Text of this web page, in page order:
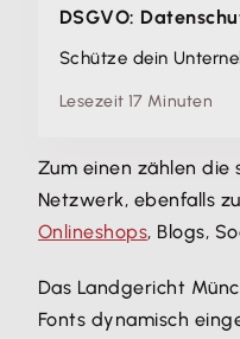
DSGVO:
Schütze dein
Lesezeit 17 Minuten
Zum einen zählen die
Netzwerk, ebenfalls
Onlineshops, Blogs,
Das Landgericht
Fonts dynamisch